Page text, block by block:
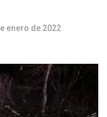
enero de 2022